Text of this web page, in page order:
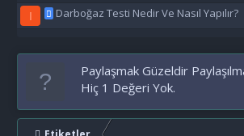
I Darboğaz Testi Nedir Ve Nasıl Yapılır?
Paylaşmak Güzeldir
Hiç 1 Değeri Yok.